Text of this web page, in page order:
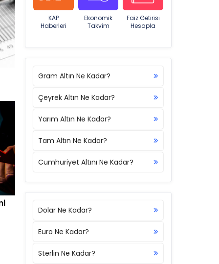
KAP
Haberleri
Ekonomik
Takvim
Faiz Getirisi
Hesapla
Gram Altın Ne Kadar?
Çeyrek Altın Ne Kadar?
Yarım Altın Ne Kadar?
Tam Altın Ne Kadar?
Cumhuriyet Altını Ne Kadar?
Dolar Ne Kadar?
Euro Ne Kadar?
Sterlin Ne Kadar?